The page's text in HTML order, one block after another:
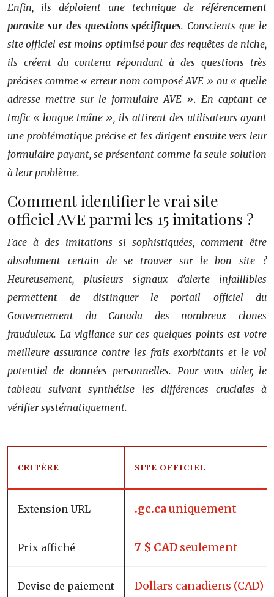
Enfin, ils déploient une technique de référencement
parasite sur des questions spécifiques. Conscients que le
site officiel est moins optimisé pour des requêtes de niche,
ils créent du contenu répondant à des questions très
précises comme « erreur nom composé AVE » ou « quelle
adresse mettre sur le formulaire AVE ». En captant ce
trafic « longue traîne », ils attirent des utilisateurs ayant
une problématique précise et les dirigent ensuite vers leur
formulaire payant, se présentant comme la seule solution
à leur problème.
Comment identifier le vrai site
officiel AVE parmi les 15 imitations ?
Face à des imitations si sophistiquées, comment être
absolument certain de se trouver sur le bon site ?
Heureusement, plusieurs signaux d’alerte infaillibles
permettent de distinguer le portail officiel du
Gouvernement du Canada des nombreux clones
frauduleux. La vigilance sur ces quelques points est votre
meilleure assurance contre les frais exorbitants et le vol
potentiel de données personnelles. Pour vous aider, le
tableau suivant synthétise les différences cruciales à
vérifier systématiquement.
CRITÈRE SITE OFFICIEL
Extension URL .gc.ca uniquement
Prix affiché 7 $ CAD seulement
Devise de paiement Dollars canadiens (CAD)